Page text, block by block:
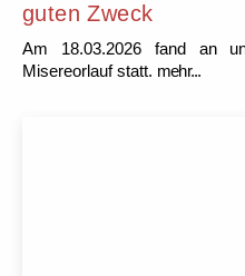
guten Zweck
Am 18.03.2026 fand an
Misereorlauf statt. mehr...